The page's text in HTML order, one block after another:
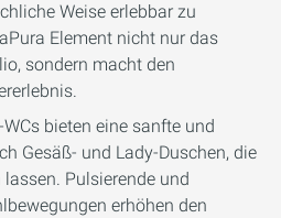
Weise erlebbar zu
Element nicht nur das
sondern macht den
bieten eine sanfte und
Gesäß- und Lady-Duschen, die
Pulsierende und
erhöhen den